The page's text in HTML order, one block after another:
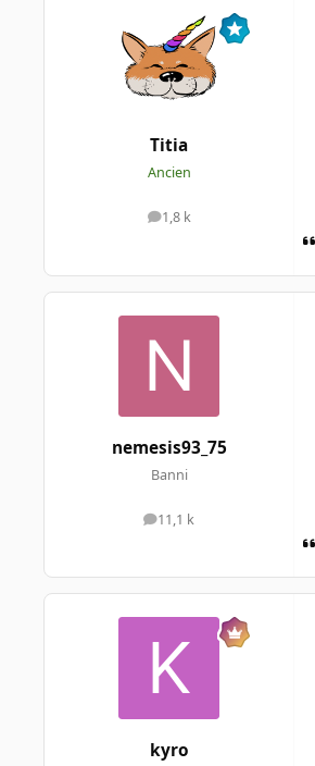
Titia
Ancien
1,8 k
messages
nemesis93_75
Banni
11,1 k
messages
kyro